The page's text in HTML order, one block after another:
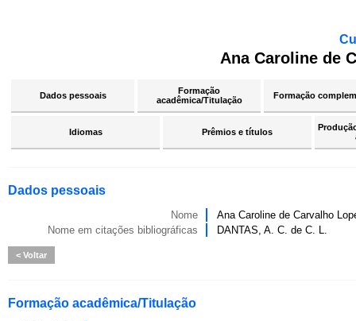
Ana Caroline de
Dados pessoais
Formação
acadêmica/Titulação
Formação
Idiomas Prêmios e títulos
Dados pessoais
Nome
Ana Caroline de Carvalho
Nome em citações bibliográficas
DANTAS, A. C. de C. L.
Voltar
Formação acadêmica/Titulação